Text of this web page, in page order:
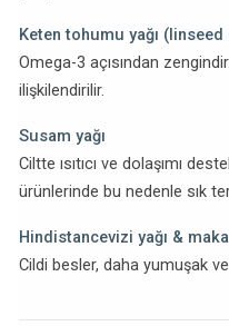
Keten tohumu yağı
Omega-3 açısından
ilişkilendirilir.
Susam yağı
Ciltte ısıtıcı ve dolaşımı
ürünlerinde bu nedenle sık
Hindistancevizi yağı &
Cildi besler, daha yumuşak